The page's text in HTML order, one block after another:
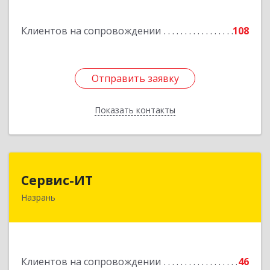
Клиентов на сопровождении 108
Отправить заявку
Показать контакты
Отправить заявку
Назад
Сервис-ИТ
Назрань
Клиентов на сопровождении
46
Подробнее